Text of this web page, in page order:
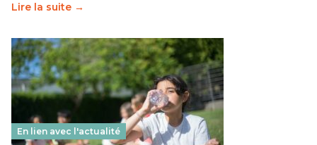
Lire la suite →
En lien avec l'actualité